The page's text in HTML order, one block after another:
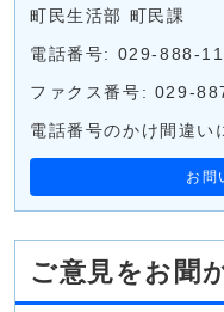
町民生活部 町民課
電話番号: 029-888-
ファクス番号: 029-
電話番号のかけ間違い
お問
ご意見をお聞